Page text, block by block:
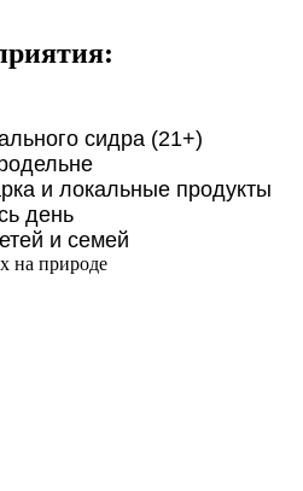
сидра (21+)
и локальные продукты
день
и семей
на природе